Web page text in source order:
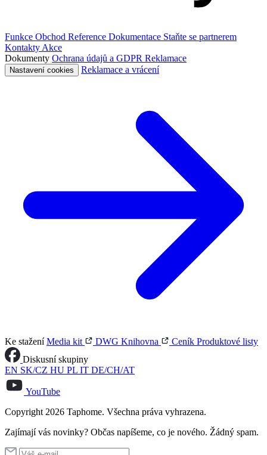
Funkce Obchod Reference Dokumentace Staňte se partnerem
Kontakty Akce
Dokumenty Ochrana údajů a GDPR Reklamace
Nastavení cookies Reklamace a vrácení
Ke staženíMedia kit DWG Knihovna Ceník Produktové listy
Diskusní skupiny
EN SK/CZ HU PL IT DE/CH/AT
YouTube
Copyright 2026 Taphome. Všechna práva vyhrazena.
Zajímají vás novinky? Občas napíšeme, co je nového. Žádný spam.